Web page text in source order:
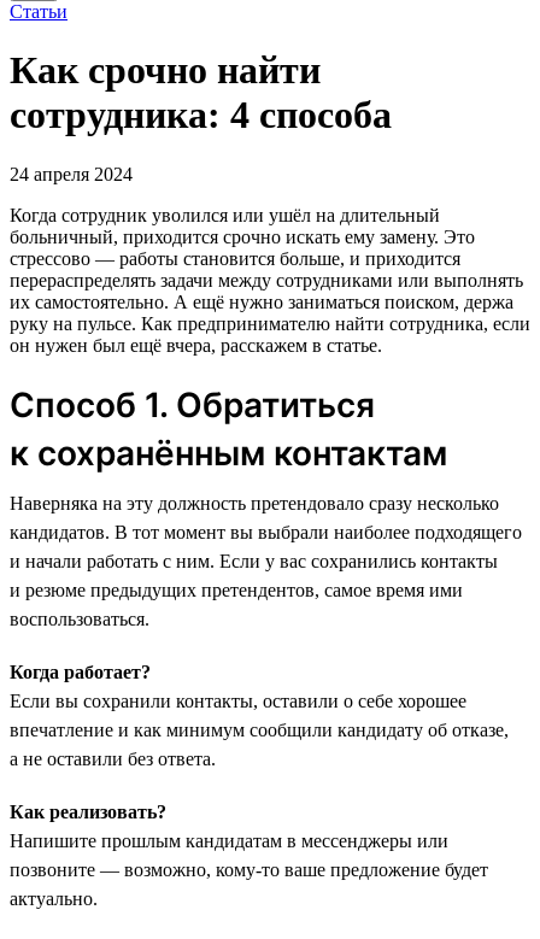
Статьи
Как срочно найти
сотрудника: 4 способа
24 апреля 2024
Когда сотрудник уволился или ушёл на длительный
больничный, приходится срочно искать ему замену. Это
стрессово — работы становится больше, и приходится
перераспределять задачи между сотрудниками или выполнять
их самостоятельно. А ещё нужно заниматься поиском, держа
руку на пульсе. Как предпринимателю найти сотрудника, если
он нужен был ещё вчера, расскажем в статье.
Способ 1. Обратиться
к сохранённым контактам
Наверняка на эту должность претендовало сразу несколько
кандидатов. В тот момент вы выбрали наиболее подходящего
и начали работать с ним. Если у вас сохранились контакты
и резюме предыдущих претендентов, самое время ими
воспользоваться.
Когда работает?
Если вы сохранили контакты, оставили о себе хорошее
впечатление и как минимум сообщили кандидату об отказе,
а не оставили без ответа.
Как реализовать?
Напишите прошлым кандидатам в мессенджеры или
позвоните — возможно, кому-то ваше предложение будет
актуально.